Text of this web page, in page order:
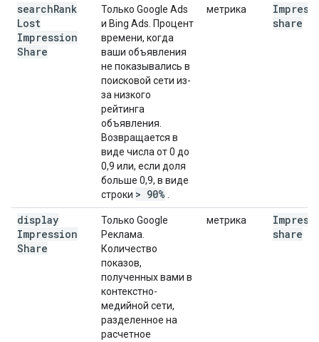
searchRank
Lost
Impression
Share
Только Google Ads
и Bing Ads. Процент
времени, когда
ваши объявления
не показывались в
поисковой сети из-
за низкого
рейтинга
объявления.
Возвращается в
виде числа от 0 до
0,9 или, если доля
больше 0,9, в виде
строки > 90%
метрика
share
display
Impression
Share
Только Google
Реклама.
Количество
показов,
полученных вами в
контекстно-
медийной сети,
разделенное на
расчетное
метрика
share